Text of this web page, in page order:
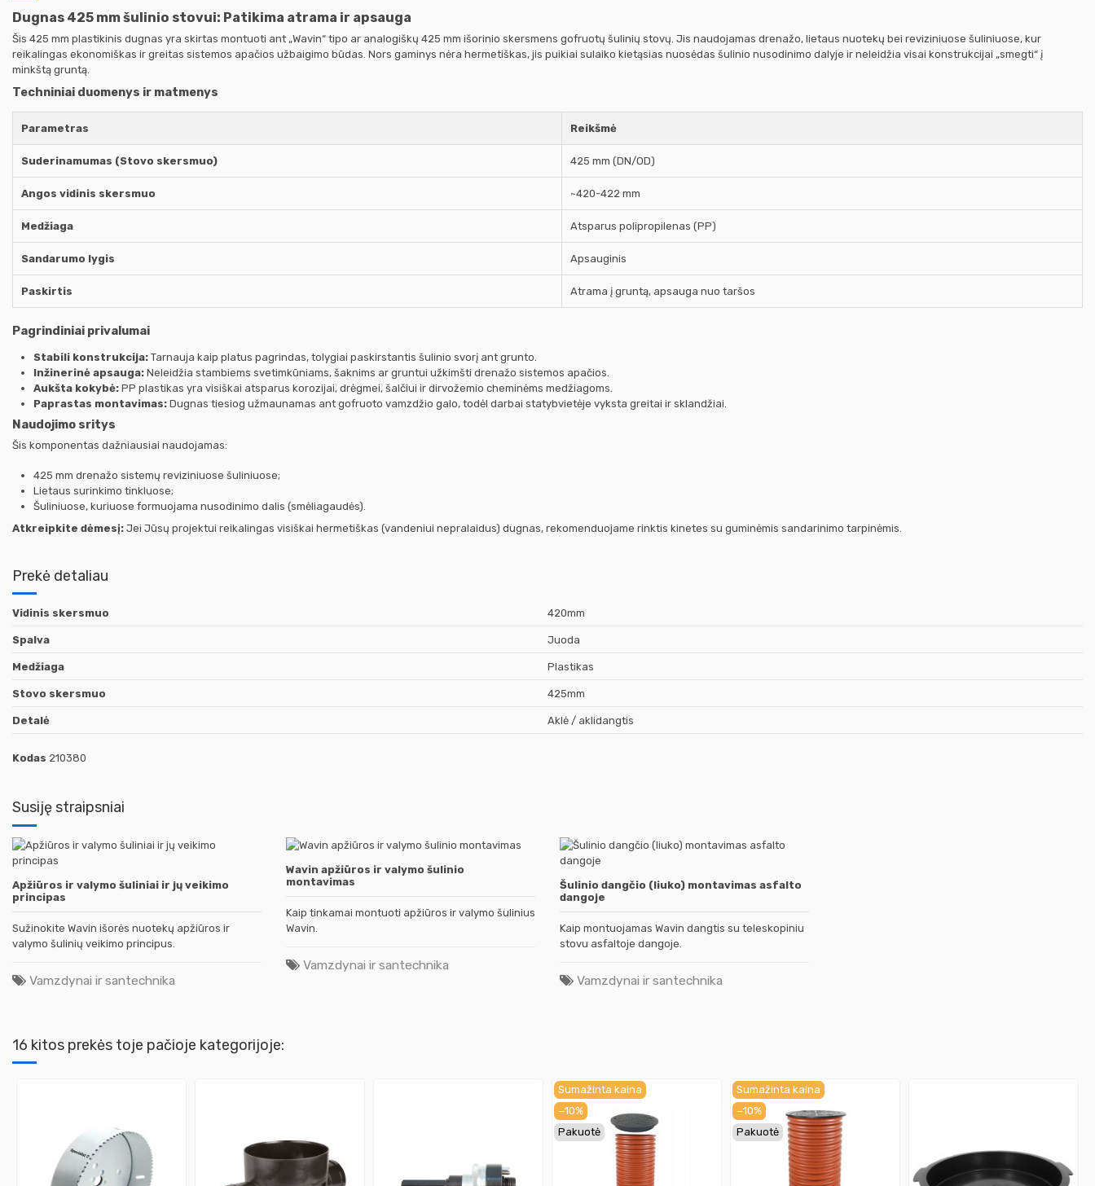
Dugnas 425 mm šulinio stovui: Patikima atrama ir apsauga
Šis 425 mm plastikinis dugnas yra skirtas montuoti ant „Wavin“ tipo ar analogiškų 425 mm išorinio skersmens gofruotų šulinių stovų. Jis naudojamas drenažo, lietaus nuotekų bei reviziniuose šuliniuose, kur
reikalingas ekonomiškas ir greitas sistemos apačios užbaigimo būdas. Nors gaminys nėra hermetiškas, jis puikiai sulaiko kietąsias nuosėdas šulinio nusodinimo dalyje ir neleidžia visai konstrukcijai „smegti“ į
minkštą gruntą.
Techniniai duomenys ir matmenys
Parametras Reikšmė
Suderinamumas (Stovo skersmuo) 425 mm (DN/OD)
Angos vidinis skersmuo ~420-422 mm
Medžiaga Atsparus polipropilenas (PP)
Sandarumo lygis Apsauginis
Paskirtis Atrama į gruntą, apsauga nuo taršos
Pagrindiniai privalumai
Stabili konstrukcija: Tarnauja kaip platus pagrindas, tolygiai paskirstantis šulinio svorį ant grunto.
Inžinerinė apsauga: Neleidžia stambiems svetimkūniams, šaknims ar gruntui užkimšti drenažo sistemos apačios.
Aukšta kokybė: PP plastikas yra visiškai atsparus korozijai, drėgmei, šalčiui ir dirvožemio cheminėms medžiagoms.
Paprastas montavimas: Dugnas tiesiog užmaunamas ant gofruoto vamzdžio galo, todėl darbai statybvietėje vyksta greitai ir sklandžiai.
Naudojimo sritys
Šis komponentas dažniausiai naudojamas:
425 mm drenažo sistemų reviziniuose šuliniuose;
Lietaus surinkimo tinkluose;
Šuliniuose, kuriuose formuojama nusodinimo dalis (smėliagaudės).
Atkreipkite dėmesį: Jei Jūsų projektui reikalingas visiškai hermetiškas (vandeniui nepralaidus) dugnas, rekomenduojame rinktis kinetes su guminėmis sandarinimo tarpinėmis.
Prekė detaliau
Vidinis skersmuo 420mm
Spalva Juoda
Medžiaga Plastikas
Stovo skersmuo 425mm
Detalė Aklė / aklidangtis
Kodas 210380
Susiję straipsniai
Apžiūros ir valymo šuliniai ir jų veikimo
principas
Sužinokite Wavin išorės nuotekų apžiūros ir
valymo šulinių veikimo principus.
Vamzdynai ir santechnika
Wavin apžiūros ir valymo šulinio
montavimas
Kaip tinkamai montuoti apžiūros ir valymo šulinius
Wavin.
Vamzdynai ir santechnika
Šulinio dangčio (liuko) montavimas asfalto
dangoje
Kaip montuojamas Wavin dangtis su teleskopiniu
stovu asfaltoje dangoje.
Vamzdynai ir santechnika
16 kitos prekės toje pačioje kategorijoje:
Sumažinta kaina
−10%
Pakuotė
Sumažinta kaina
−10%
Pakuotė